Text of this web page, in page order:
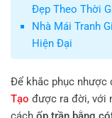
Đẹp Theo Thời
Nhà Mái Tranh
Hiện Đại
Để khắc phục nhược
Tạo được ra đời, với